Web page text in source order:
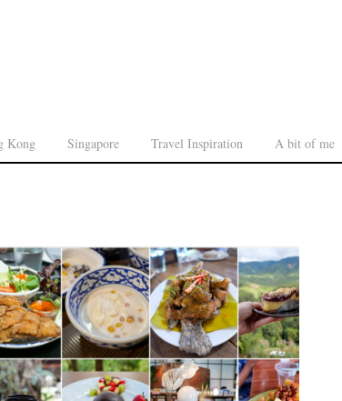
Kong Singapore Travel Inspiration A bit of me